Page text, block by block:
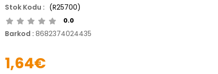
(R25700)
0.0
Barkod : 8682374024435
1,64€